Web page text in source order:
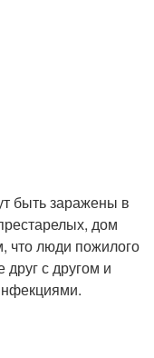
быть заражены в
дом
что люди пожилого
друг с другом и